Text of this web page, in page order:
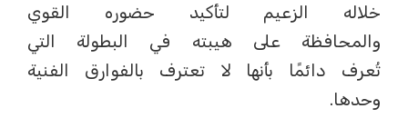
خلاله الزعيم لتأكيد حضوره القوي
والمحافظة على هيبته في البطولة التي
تُعرف دائمًا بأنها لا تعترف بالفوارق الفنية
وحدها.